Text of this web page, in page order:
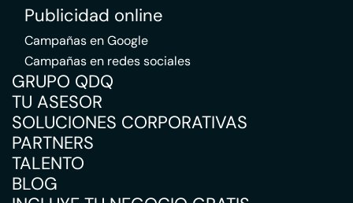
Publicidad online
Campañas en Google
Campañas en redes sociales
GRUPO QDQ
TU ASESOR
SOLUCIONES CORPORATIVAS
PARTNERS
TALENTO
BLOG